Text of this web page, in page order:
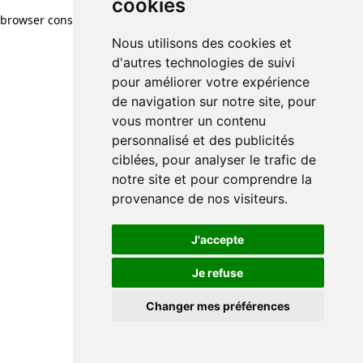
cookies
Nous utilisons des cookies et
d'autres technologies de suivi
pour améliorer votre expérience
de navigation sur notre site, pour
vous montrer un contenu
personnalisé et des publicités
ciblées, pour analyser le trafic de
notre site et pour comprendre la
provenance de nos visiteurs.
J'accepte
Je refuse
Changer mes préférences
browser console for more information)